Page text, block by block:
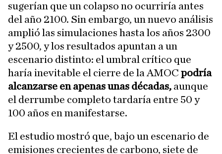
sugerían que un colapso no ocurriría antes
del año 2100. Sin embargo, un nuevo análisis
amplió las simulaciones hasta los años 2300
y 2500, y los resultados apuntan a un
escenario distinto: el umbral crítico que
haría inevitable el cierre de la AMOC podría
alcanzarse en apenas unas décadas, aunque
el derrumbe completo tardaría entre 50 y
100 años en manifestarse.
El estudio mostró que, bajo un escenario de
emisiones crecientes de carbono, siete de